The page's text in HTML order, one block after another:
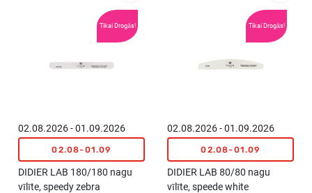
Tikai Drogās!
02.08.2026 - 01.09.2026
02.08-01.09
DIDIER LAB 180/180 nagu
vīlīte, speedy zebra
Tikai Drogās!
02.08.2026 - 01.09.2026
02.08-01.09
DIDIER LAB 80/80 nagu
vīlīte, speede white